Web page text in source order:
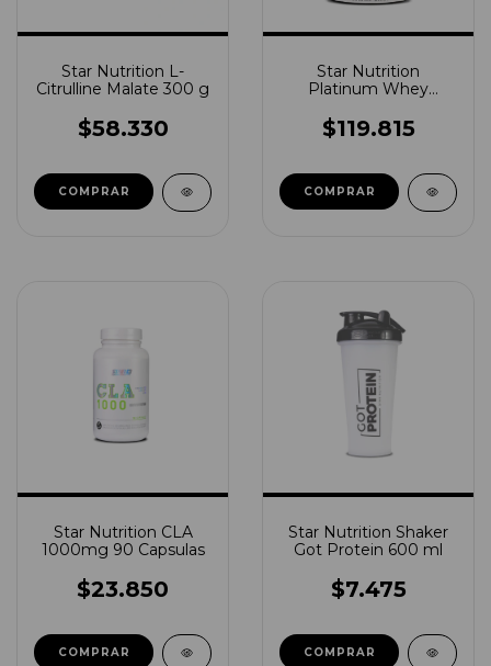
Star Nutrition L-
Citrulline Malate 300 g
$58.330
COMPRAR
Star Nutrition
Platinum Whey
$119.815
COMPRAR
Star Nutrition CLA
1000mg 90 Capsulas
$23.850
Star Nutrition Shaker
Got Protein 600 ml
$7.475
COMPRAR